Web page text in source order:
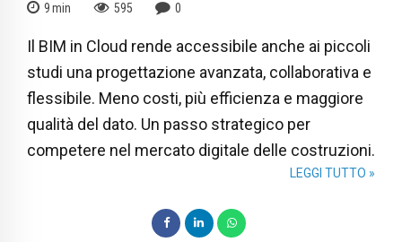
9min 595 0
Il BIM in Cloud rende accessibile anche ai piccoli
studi una progettazione avanzata, collaborativa e
flessibile. Meno costi, più efficienza e maggiore
qualità del dato. Un passo strategico per
competere nel mercato digitale delle costruzioni.
LEGGI TUTTO »